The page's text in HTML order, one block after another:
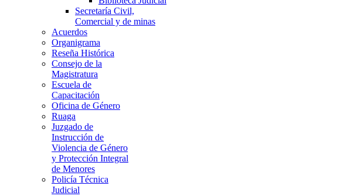
Secretaría Civil,
Comercial y de minas
Acuerdos
Organigrama
Reseña Histórica
Consejo de la
Magistratura
Escuela de
Capacitación
Oficina de Género
Ruaga
Juzgado de
Instrucción de
Violencia de Género
y Protección Integral
de Menores
Policía Técnica
Judicial